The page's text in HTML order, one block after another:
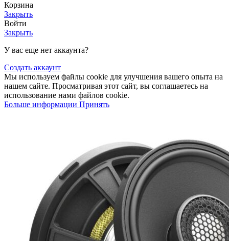
Корзина
Закрыть
Войти
Закрыть
У вас еще нет аккаунта?
Создать аккаунт
Мы используем файлы cookie для улучшения вашего опыта на
нашем сайте. Просматривая этот сайт, вы соглашаетесь на
использование нами файлов cookie.
Больше информации Принять